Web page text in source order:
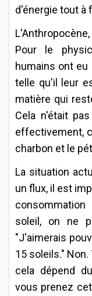
d'énergie tout à
Pour le
humains ont eu
telle qu'il leur
matière qui
Cela n'était
effectivement,
charbon et le
La situation
un flux, il est
consommation
soleil, on ne
"J'aimerais
15 soleils."
cela dépend
vous prenez